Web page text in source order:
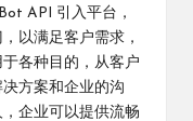
API 引入平台，
以满足客户需求，
各种目的，从客户
方案和企业的沟
企业可以提供流畅